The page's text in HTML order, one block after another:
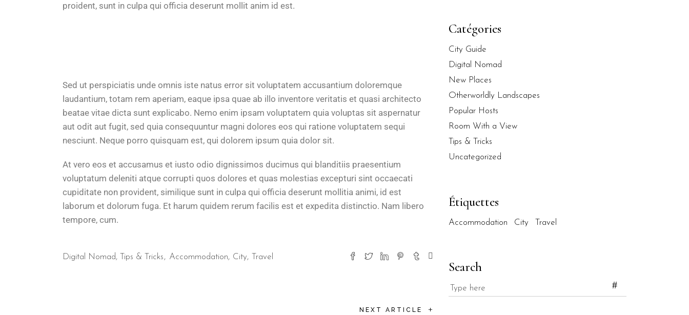
proident, sunt in culpa qui officia deserunt mollit anim id est.
Sed ut perspiciatis unde omnis iste natus error sit voluptatem accusantium doloremque
laudantium, totam rem aperiam, eaque ipsa quae ab illo inventore veritatis et quasi architecto
beatae vitae dicta sunt explicabo. Nemo enim ipsam voluptatem quia voluptas sit aspernatur
aut odit aut fugit, sed quia consequuntur magni dolores eos qui ratione voluptatem sequi
nesciunt. Neque porro quisquam est, qui dolorem ipsum quia dolor sit.
At vero eos et accusamus et iusto odio dignissimos ducimus qui blanditiis praesentium
voluptatum deleniti atque corrupti quos dolores et quas molestias excepturi sint occaecati
cupiditate non provident, similique sunt in culpa qui officia deserunt mollitia animi, id est
laborum et dolorum fuga. Et harum quidem rerum facilis est et expedita distinctio. Nam libero
tempore, cum.
Digital Nomad, Tips & Tricks Accommodation City Travel
NEXT ARTICLE +
Catégories
City Guide
Digital Nomad
New Places
Otherworldly Landscapes
Popular Hosts
Room With a View
Tips & Tricks
Uncategorized
Étiquettes
Accommodation City Travel
Search